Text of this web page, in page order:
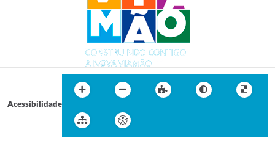
Acessibilidade